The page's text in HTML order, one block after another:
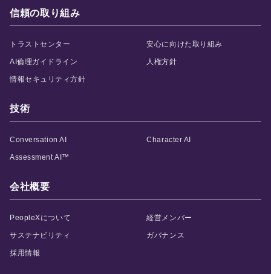
信頼の取り組み
トラストセンター 安心に向けた取り組み
AI倫理ガイドライン 人権方針
情報セキュリティ方針
技術
Conversation AI Character AI
Assessment AI™
会社概要
PeopleXについて 経営メンバー
サステナビリティ ガバナンス
採用情報